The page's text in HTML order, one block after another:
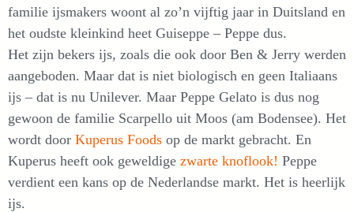
familie ijsmakers woont al zo’n vijftig jaar in Duitsland en
het oudste kleinkind heet Guiseppe – Peppe dus.
Het zijn bekers ijs, zoals die ook door Ben & Jerry werden
aangeboden. Maar dat is niet biologisch en geen Italiaans
ijs – dat is nu Unilever. Maar Peppe Gelato is dus nog
gewoon de familie Scarpello uit Moos (am Bodensee). Het
wordt door Kuperus Foods op de markt gebracht. En
Kuperus heeft ook geweldige zwarte knoflook! Peppe
verdient een kans op de Nederlandse markt. Het is heerlijk
ijs.